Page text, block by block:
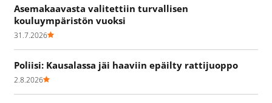
Asemakaavasta valitettiin turvallisen
kouluympäristön vuoksi
31.7.2026
Poliisi: Kausalassa jäi haaviin epäilty rattijuoppo
2.8.2026